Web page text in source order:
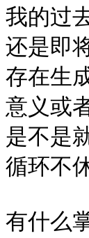
我的过
还是即
存在生
意义或
是不是
循环不
有什么